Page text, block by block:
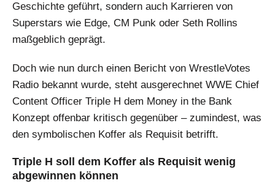
Geschichte geführt, sondern auch Karrieren von
Superstars wie Edge, CM Punk oder Seth Rollins
maßgeblich geprägt.
Doch wie nun durch einen Bericht von WrestleVotes
Radio bekannt wurde, steht ausgerechnet WWE Chief
Content Officer Triple H dem Money in the Bank
Konzept offenbar kritisch gegenüber – zumindest, was
den symbolischen Koffer als Requisit betrifft.
Triple H soll dem Koffer als Requisit wenig
abgewinnen können